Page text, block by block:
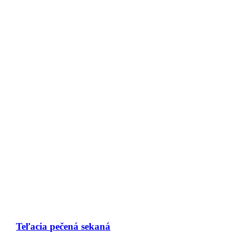
Teľacia pečená sekaná